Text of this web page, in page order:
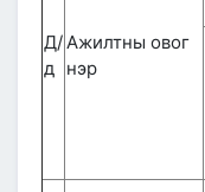
Д/
д
Ажилтны овог
нэр